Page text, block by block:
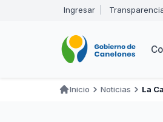
Ingresar
Navegación
Inicio Noticias La